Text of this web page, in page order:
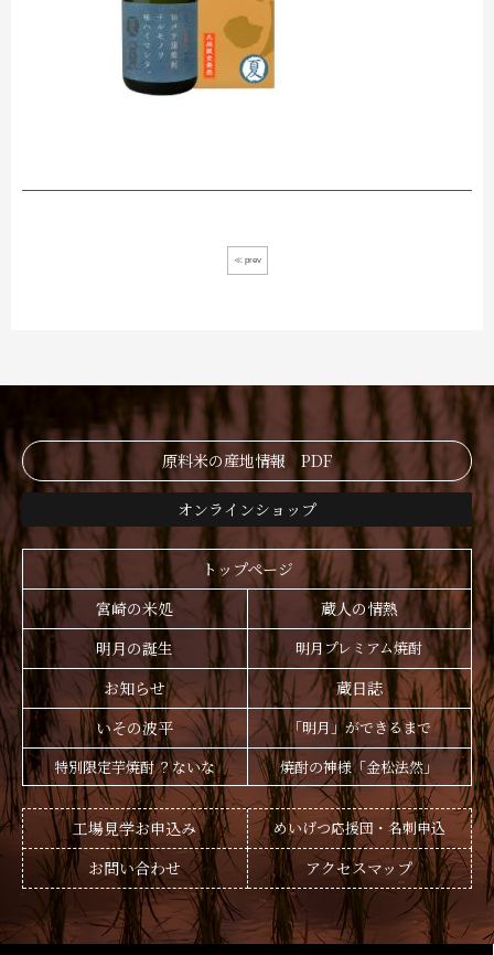
≪ prev
原料米の産地情報 PDF
オンラインショップ
トップページ
宮崎の米処
蔵人の情熱
明月の誕生
明月プレミアム焼酎
お知らせ
蔵日誌
いその波平
「明月」ができるまで
特別限定芋焼酎 ？ないな
焼酎の神様「金松法然」
工場見学お申込み めいげつ応援団・名刺申込
お問い合わせ アクセスマップ